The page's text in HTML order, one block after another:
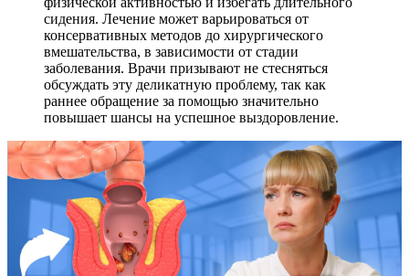
сидения. Лечение может варьироваться от
консервативных методов до хирургического
вмешательства, в зависимости от стадии
заболевания. Врачи призывают не стесняться
обсуждать эту деликатную проблему, так как
раннее обращение за помощью значительно
повышает шансы на успешное выздоровление.